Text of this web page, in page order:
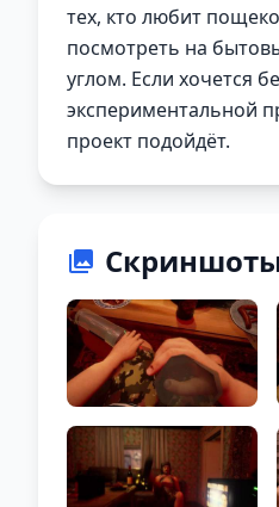
тех, кто любит
посмотреть на
углом. Если хочется
экспериментальной
проект подойдёт.